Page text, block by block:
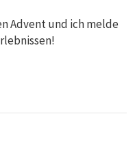
Advent und ich melde